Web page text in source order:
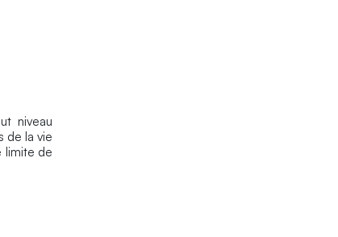
niveau
de la vie
limite de